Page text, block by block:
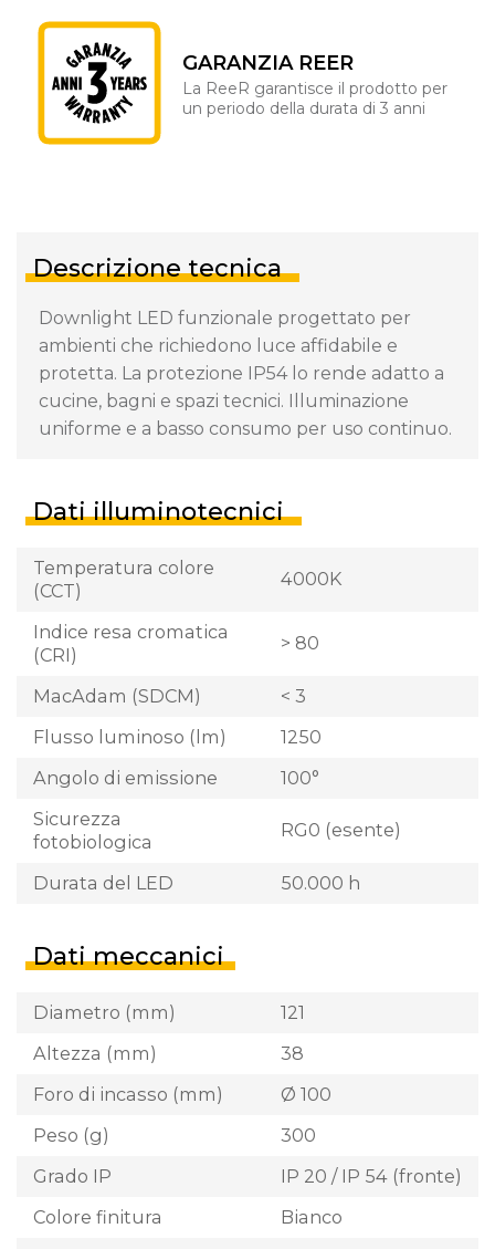
GARANZIA REER
La ReeR garantisce il prodotto per
un periodo della durata di 3 anni
Descrizione tecnica
Downlight LED funzionale progettato per
ambienti che richiedono luce affidabile e
protetta. La protezione IP54 lo rende adatto a
cucine, bagni e spazi tecnici. Illuminazione
uniforme e a basso consumo per uso continuo.
Dati illuminotecnici
Temperatura colore
(CCT)
4000K
Indice resa cromatica
(CRI)
> 80
MacAdam (SDCM)
< 3
Flusso luminoso (lm)
1250
Angolo di emissione
100°
Sicurezza
fotobiologica
RG0 (esente)
Durata del LED 50.000 h
Dati meccanici
Diametro (mm)
121
Altezza (mm)
38
Foro di incasso (mm)
Ø 100
Peso (g)
300
Grado IP
IP 20 / IP 54 (fronte)
Colore finitura
Bianco